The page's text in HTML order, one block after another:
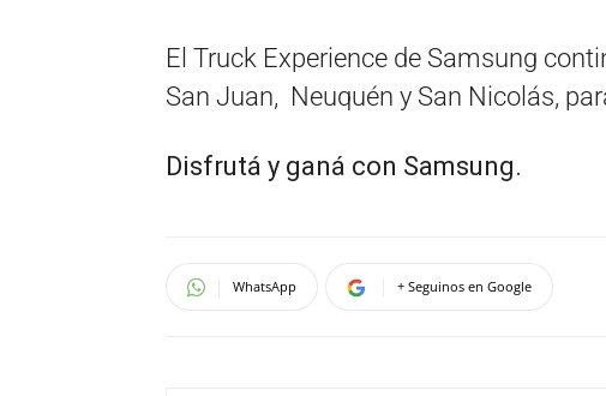
El Truck Experience de Samsung
San Juan, Neuquén y San Nicolás,
Disfrutá y ganá con Samsung.
WhatsApp + Seguinos en Google